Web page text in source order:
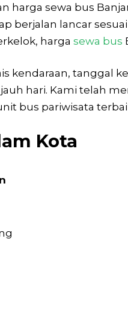
harga sewa bus
berjalan lancar
harga sewa bus
kendaraan, tanggal
hari. Kami telah
bus pariwisata
Kota